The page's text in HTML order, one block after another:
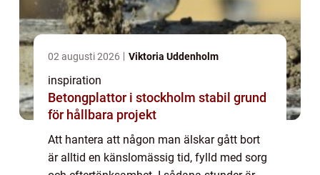
02 augusti 2026 Viktoria Uddenholm
inspiration
Betongplattor i stockholm stabil grund
för hållbara projekt
Att hantera att någon man älskar gått bort
är alltid en känslomässig tid, fylld med sorg